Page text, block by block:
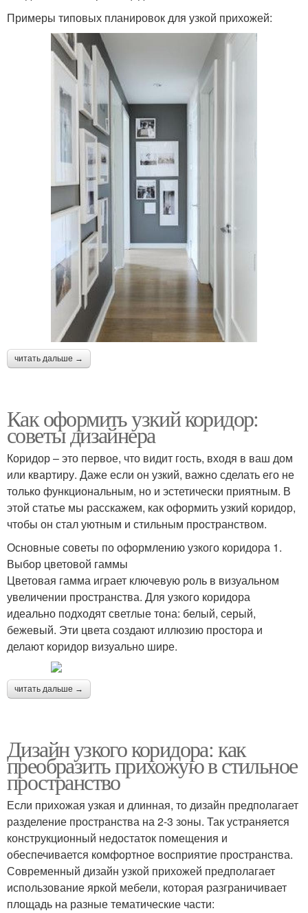
Примеры типовых планировок для узкой прихожей:
читать дальше →
Как оформить узкий коридор:
советы дизайнера
Коридор – это первое, что видит гость, входя в ваш дом
или квартиру. Даже если он узкий, важно сделать его не
только функциональным, но и эстетически приятным. В
этой статье мы расскажем, как оформить узкий коридор,
чтобы он стал уютным и стильным пространством.
Основные советы по оформлению узкого коридора 1.
Выбор цветовой гаммы
Цветовая гамма играет ключевую роль в визуальном
увеличении пространства. Для узкого коридора
идеально подходят светлые тона: белый, серый,
бежевый. Эти цвета создают иллюзию простора и
делают коридор визуально шире.
читать дальше →
Дизайн узкого коридора: как
преобразить прихожую в стильное
пространство
Если прихожая узкая и длинная, то дизайн предполагает
разделение пространства на 2-3 зоны. Так устраняется
конструкционный недостаток помещения и
обеспечивается комфортное восприятие пространства.
Современный дизайн узкой прихожей предполагает
использование яркой мебели, которая разграничивает
площадь на разные тематические части: